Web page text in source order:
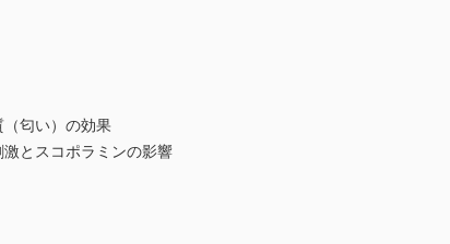
匂い）の効果
とスコポラミンの影響